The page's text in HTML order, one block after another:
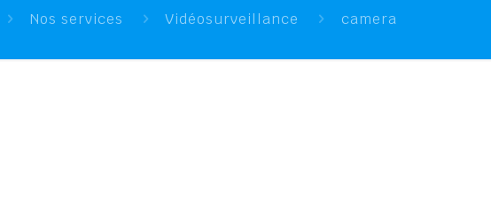
Nos services Vidéosurveillance camera